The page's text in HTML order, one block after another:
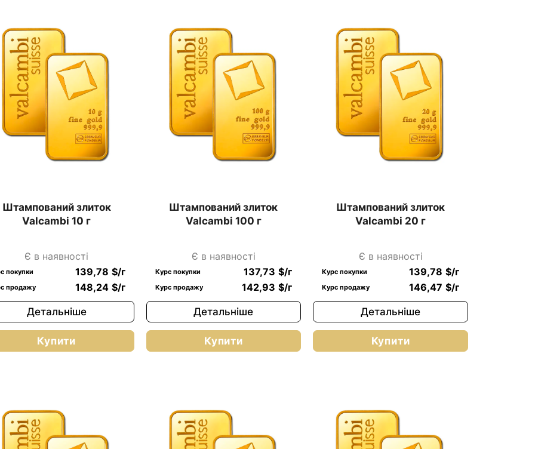
Штампований злиток
Valcambi 10 г
Є в наявності
покупки 139,78 $/г
продажу 148,24 $/г
Детальніше
Купити
Штампований злиток
Valcambi 100 г
Є в наявності
Курс покупки 137,73 $/г
Курс продажу 142,93 $/г
Детальніше
Купити
Штампований злиток
Valcambi 20 г
Є в наявності
Курс покупки 139,78 $/г
Курс продажу 146,47 $/г
Детальніше
Купити